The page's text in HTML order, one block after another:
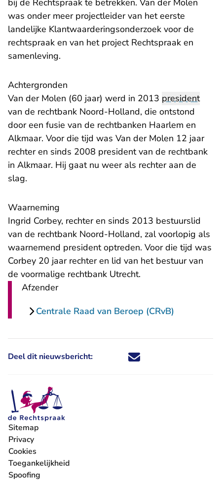
bij de Rechtspraak te betrekken. Van der Molen
was onder meer projectleider van het eerste
landelijke Klantwaarderingsonderzoek voor de
rechtspraak en van het project Rechtspraak en
samenleving.
Achtergronden
Van der Molen (60 jaar) werd in 2013 president
van de rechtbank Noord-Holland, die ontstond
door een fusie van de rechtbanken Haarlem en
Alkmaar. Voor die tijd was Van der Molen 12 jaar
rechter en sinds 2008 president van de rechtbank
in Alkmaar. Hij gaat nu weer als rechter aan de
slag.
Waarneming
Ingrid Corbey, rechter en sinds 2013 bestuurslid
van de rechtbank Noord-Holland, zal voorlopig als
waarnemend president optreden. Voor die tijd was
Corbey 20 jaar rechter en lid van het bestuur van
de voormalige rechtbank Utrecht.
Afzender
Centrale Raad van Beroep (CRvB)
Deel dit nieuwsbericht: Deel dit nieuwsbericht via X -
Deel dit nieuwsbericht via
Deel dit nieuwsbericht
Deel dit
Sitemap
Privacy
Cookies
Toegankelijkheid
Spoofing